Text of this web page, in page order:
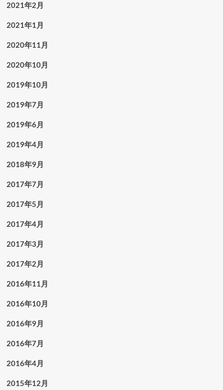
2021年2月
2021年1月
2020年11月
2020年10月
2019年10月
2019年7月
2019年6月
2019年4月
2018年9月
2017年7月
2017年5月
2017年4月
2017年3月
2017年2月
2016年11月
2016年10月
2016年9月
2016年7月
2016年4月
2015年12月